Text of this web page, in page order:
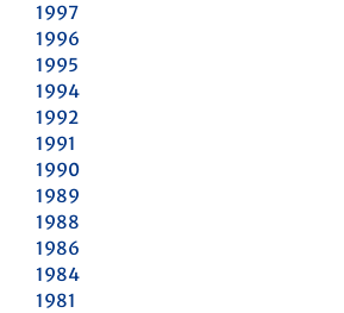
1997
1996
1995
1994
1992
1991
1990
1989
1988
1986
1984
1981